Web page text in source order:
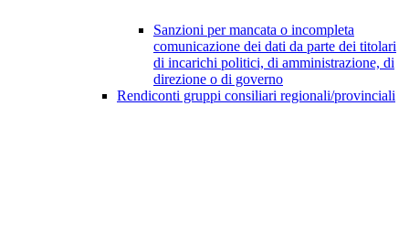
Sanzioni per mancata o incompleta
comunicazione dei dati da parte dei titolari
di incarichi politici, di amministrazione, di
direzione o di governo
Rendiconti gruppi consiliari regionali/provinciali